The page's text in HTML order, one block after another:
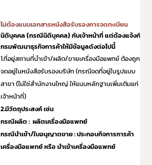
ไม่ต้องแนบเอกสารหนังสือรับรองการจดทะเบียน
นิติบุคคล (กรณีนิติบุคคล) กับเจ้าหน้าที่ แต่ต้องแจ้งกับ
กรมพัฒนาธุรกิจการค้าให้มีข้อมูลดังต่อไปนี้
1.ที่อยู่สถานที่นำเข้า/ผลิต/ขายเครื่องมือแพทย์ ต้องถูก
จดอยู่ในหนังสือรับรองบริษัท (กรณีจดที่อยู่ในรูปแบบ
สาขา (ไม่ใช่สำนักงานใหญ่ ให้แนบหลักฐานเพิ่มเติมแก่
เจ้าหน้าที่)
2.มีวัตถุประสงค์ เช่น
กรณีผลิต : ผลิตเครื่องมือแพทย์
กรณีนำเข้า/ใบอนุญาตขาย : ประกอบกิจการการค้า
เครื่องมือแพทย์ หรือ นำเข้าเครื่องมือแพทย์